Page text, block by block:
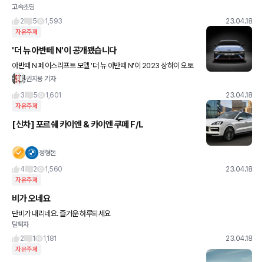
방해를 받아서 안될 가능성이 있다 -차 배터리가 약해지면 안된다 (출고 직후더라도 배타
고오는 시간+평택항에
고속초딩
2
5 1,593 23.04.18
자유주제
'더 뉴 아반떼 N'이 공개됐습니다
아반떼 N 페이스리프트 모델 '더 뉴 아반떼 N'이 2023 상하이 오토
쇼에서 공개됐습니다. 외관은 더 뉴 아반떼를 기반으로 좀더 디테일
권지용 기자
3
5 1,601 23.04.18
자유주제
[신차] 포르쉐 카이엔 & 카이엔 쿠페 F/L
정형돈
4
2 1,560 23.04.18
자유주제
비가 오네요
단비가 내리네요. 즐거운 하루되세요
탈퇴자
2
1 1,181 23.04.18
자유주제